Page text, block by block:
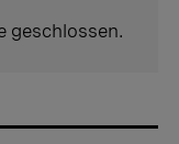
geschlossen.